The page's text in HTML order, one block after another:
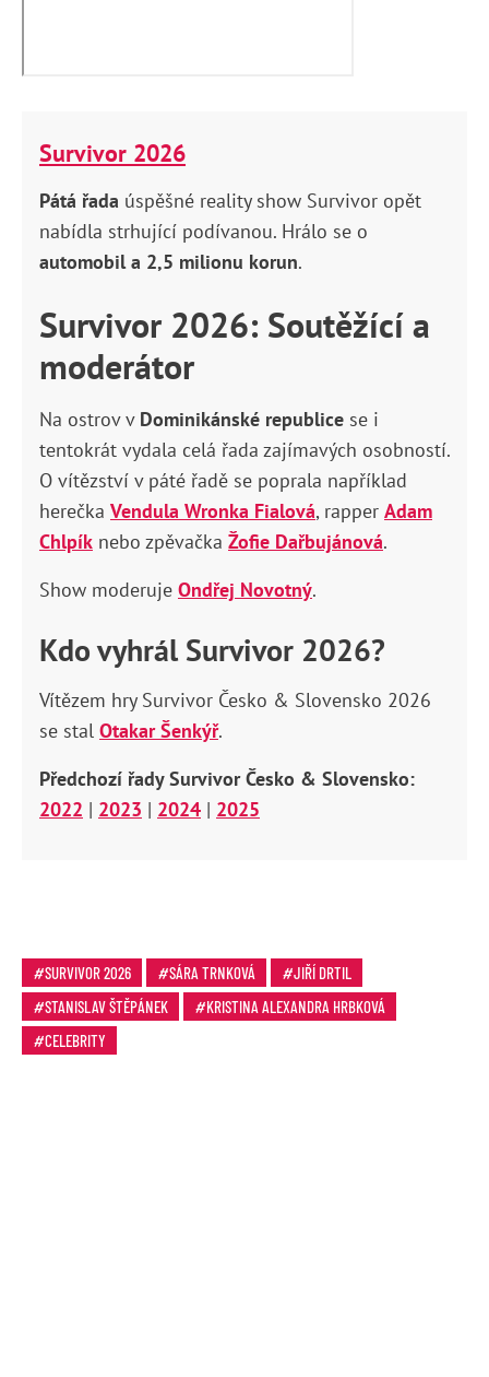
Survivor 2026
Pátá řada úspěšné reality show Survivor opět
nabídla strhující podívanou. Hrálo se o
automobil a 2,5 milionu korun.
Survivor 2026: Soutěžící a
moderátor
Na ostrov v Dominikánské republice se i
tentokrát vydala celá řada zajímavých osobností.
O vítězství v páté řadě se poprala například
herečka Vendula Wronka Fialová, rapper Adam
Chlpík nebo zpěvačka Žofie Dařbujánová.
Show moderuje Ondřej Novotný.
Kdo vyhrál Survivor 2026?
Vítězem hry Survivor Česko & Slovensko 2026
se stal Otakar Šenkýř.
Předchozí řady Survivor Česko & Slovensko:
2022 | 2023 | 2024 | 2025
SURVIVOR 2026 SÁRA TRNKOVÁ
JIŘÍ DRTIL
STANISLAV ŠTĚPÁNEK
KRISTINA ALEXANDRA HRBKOVÁ
CELEBRITY